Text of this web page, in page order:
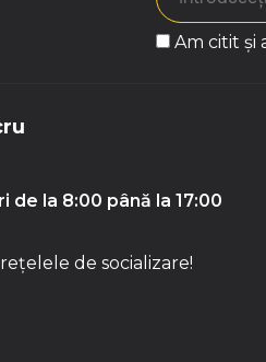
Am citit și
de la 8:00 până la 17:00
de socializare!